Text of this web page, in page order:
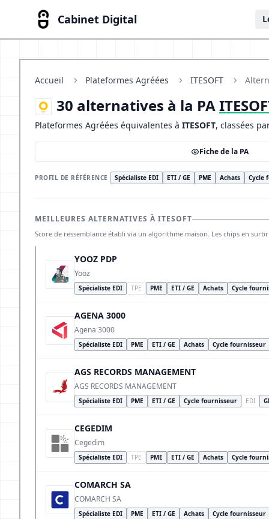
Cabinet Digital
Accueil Plateformes Agréées ITESOFT
30 alternatives à la PA
Plateformes Agréées équivalentes à ITESOFT, classées
Fiche de la PA
PROFIL DE RÉFÉRENCE Spécialiste EDI ETI / GE PME Achats Cycle
MEILLEURES ALTERNATIVES À ITESOFT
Score de ressemblance établi via un algorithme maison. Les chips en
YOOZ PDP
Yooz
Spécialiste EDI TPE PME ETI / GE Achats Cycle
AGENA 3000
Agena 3000
Spécialiste EDI PME ETI / GE Achats Cycle fournisseur
AGS RECORDS MANAGEMENT
AGS RECORDS MANAGEMENT
Spécialiste EDI PME ETI / GE Cycle fournisseur EDI
CEGEDIM
Cegedim
Spécialiste EDI TPE PME ETI / GE Achats Cycle
COMARCH SA
COMARCH SA
Spécialiste EDI PME ETI / GE Achats Cycle fournisseur